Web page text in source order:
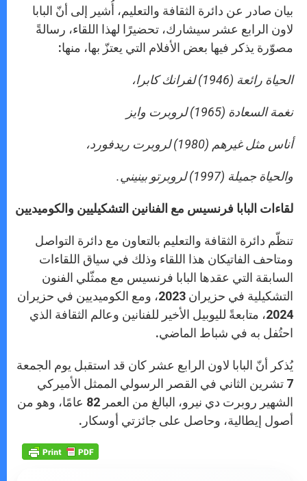
بيان صادر عن دائرة الثقافة والتعليم، أُشير إلى أنّ البابا
لاون الرابع عشر سيشارك، تحضيرًا لهذا اللقاء، رسالةً
مصوّرة يذكر فيها بعض الأفلام التي يعتزّ بها، منها:
الحياة رائعة (1946) لفرانك كابرا،
نغمةالسعادة (1965) لروبرت وايز
أناس مثل غيرهم (1980) لروبرت ريدفورد،
والحياة جميلة (1997) لروبرتو بينيني .
لقاءات البابا فرنسيس مع الفنانين التشكيليين والكوميديين
تنظّم دائرة الثقافة والتعليم بالتعاون مع دائرة التواصل
ومتاحف الفاتيكان هذا اللقاء وذلك في سياق اللقاءات
السابقة التي عقدها البابا فرنسيس مع ممثّلي الفنون
التشكيلية في حزيران 2023، ومع الكوميديين في حزيران
2024، متابعةً لليوبيل الأخير للفنانين وعالم الثقافة الذي
احتُفل به في شباط الماضي.
يُذكر أنّ البابا لاون الرابع عشر كان قد استقبل يوم الجمعة
7 تشرين الثاني في القصر الرسولي الممثل الأميركي
الشهير روبرت دي نيرو، البالغ من العمر 82 عامًا، وهو من
أصول إيطالية، وحاصل على جائزتي أوسكار.